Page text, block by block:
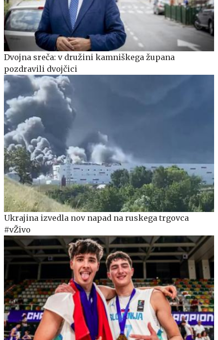
Dvojna sreča: v družini kamniškega župana
pozdravili dvojčici
Ukrajina izvedla nov napad na ruskega trgovca
#vŽivo